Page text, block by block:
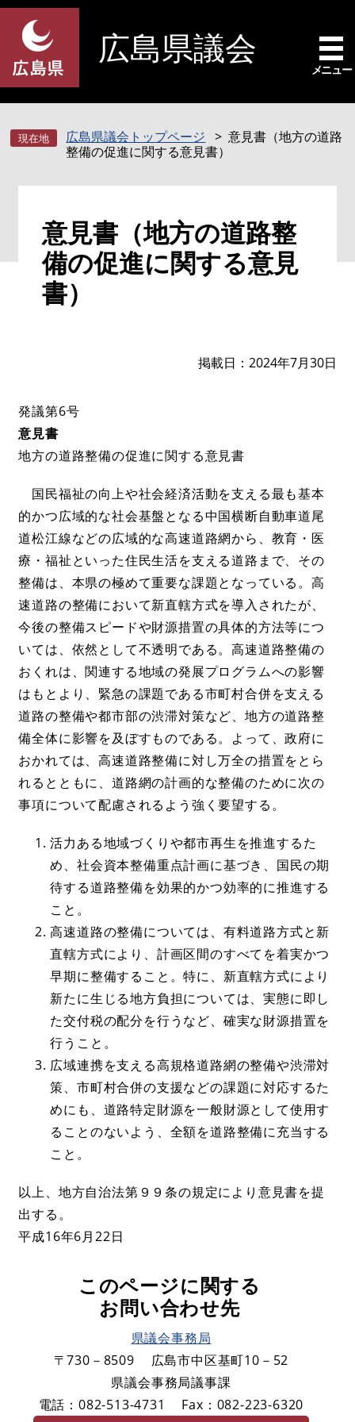
ペ
先
頭
す
メ
を
飛
し
広島県議会
メニュー
広島県議会トップページ
意見書（地方の道路
整備の促進に関する意見書）
意見書（地方の道路整
備の促進に関する意見
書）
掲載日 2024年7月30日
発議第6号
意見書
地方の道路整備の促進に関する意見書
国民福祉の向上や社会経済活動を支える最も基本
的かつ広域的な社会基盤となる中国横断自動車道尾
道松江線などの広域的な高速道路網から、教育・医
療・福祉といった住民生活を支える道路まで、その
整備は、本県の極めて重要な課題となっている。高
速道路の整備において新直轄方式を導入されたが、
今後の整備スピードや財源措置の具体的方法等につ
いては、依然として不透明である。高速道路整備の
おくれは、関連する地域の発展プログラムへの影響
はもとより、緊急の課題である市町村合併を支える
道路の整備や都市部の渋滞対策など、地方の道路整
備全体に影響を及ぼすものである。よって、政府に
おかれては、高速道路整備に対し万全の措置をとら
れるとともに、道路網の計画的な整備のために次の
事項について配慮されるよう強く要望する。
活力ある地域づくりや都市再生を推進するた
め、社会資本整備重点計画に基づき、国民の期
待する道路整備を効果的かつ効率的に推進する
こと。
高速道路の整備については、有料道路方式と新
直轄方式により、計画区間のすべてを着実かつ
早期に整備すること。特に、新直轄方式により
新たに生じる地方負担については、実態に即し
た交付税の配分を行うなど、確実な財源措置を
行うこと。
広域連携を支える高規格道路網の整備や渋滞対
策、市町村合併の支援などの課題に対応するた
めにも、道路特定財源を一般財源として使用す
ることのないよう、全額を道路整備に充当する
こと。
以上、地方自治法第９９条の規定により意見書を提
出する。
平成16年6月22日
このページに関する
お問い合わせ先
県議会事務局
〒730－8509
広島市中区基町10－52
県議会事務局議事課
電話：082-513-4731
Fax：082-223-6320